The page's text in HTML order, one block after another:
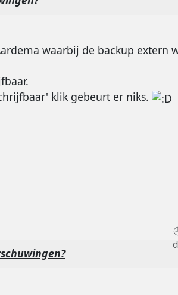
waarbij de backup extern
klik gebeurt er niks.